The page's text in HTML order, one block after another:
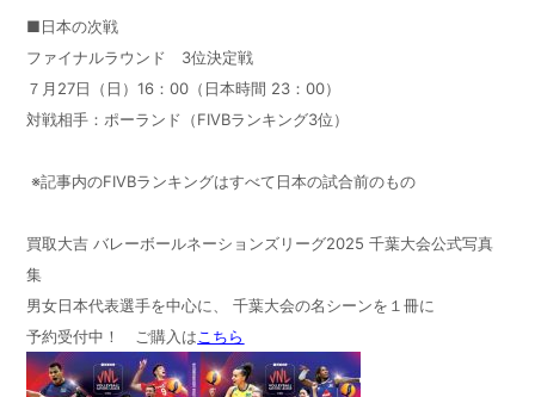
■日本の次戦
ファイナルラウンド 3位決定戦
７月27日（日）16：00（日本時間 23：00）
対戦相手：ポーランド（FIVBランキング3位）
※記事内のFIVBランキングはすべて日本の試合前のもの
買取大吉 バレーボールネーションズリーグ2025 千葉大会公式写真
集
男女日本代表選手を中心に、 千葉大会の名シーンを１冊に
予約受付中！ ご購入は こちら